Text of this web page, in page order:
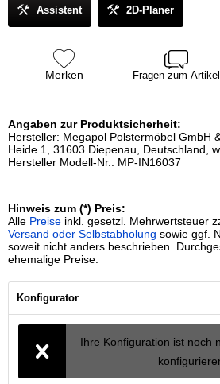
Assistent 2D-Planer
Merken Fragen zum Artikel
Angaben zur Produktsicherheit:
Hersteller: Megapol Polstermöbel GmbH
Heide 1, 31603 Diepenau, Deutschland,
Hersteller Modell-Nr.: MP-IN16037
Hinweis zum (*) Preis:
Alle Preise inkl. gesetzl. Mehrwertsteuer
Versand oder Selbstabholung sowie ggf.
soweit nicht anders beschrieben.
ehemalige Preise.
Konfigurator
Ihre Konfiguration ist noch